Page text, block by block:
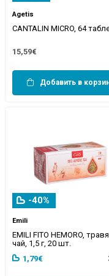
Agetis
CANTALIN MICRO, 64
15,59€
Добавить в
-40%
Emili
EMILI FITO HEMORO,
чай, 1,5 г, 20 шт.
1,79€